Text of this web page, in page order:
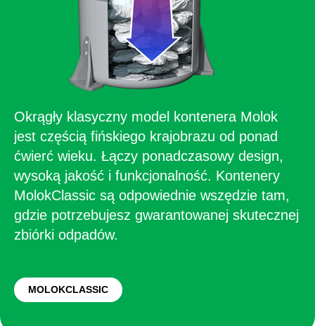
Okrągły klasyczny model kontenera Molok
jest częścią fińskiego krajobrazu od ponad
ćwierć wieku. Łączy ponadczasowy design,
wysoką jakość i funkcjonalność. Kontenery
MolokClassic są odpowiednie wszędzie tam,
gdzie potrzebujesz gwarantowanej skutecznej
zbiórki odpadów.
MOLOKCLASSIC